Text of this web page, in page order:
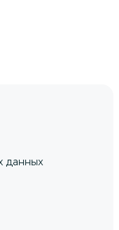
данных